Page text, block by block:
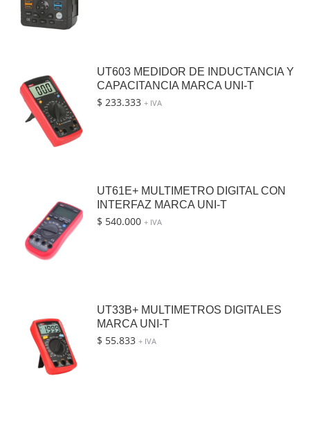
UT603 MEDIDOR DE INDUCTANCIA Y
CAPACITANCIA MARCA UNI-T
$ 233.333 + IVA
UT61E+ MULTIMETRO DIGITAL CON
INTERFAZ MARCA UNI-T
$ 540.000 + IVA
UT33B+ MULTIMETROS DIGITALES
MARCA UNI-T
$ 55.833 + IVA